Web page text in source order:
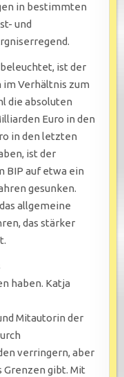
in bestimmten
und
ist der
im Verhältnis zum
die absoluten
Euro in den
in den letzten
ist der
BIP auf etwa ein
gesunken.
allgemeine
das stärker
haben. Katja
Mitautorin der
verringern, aber
Grenzen gibt. Mit